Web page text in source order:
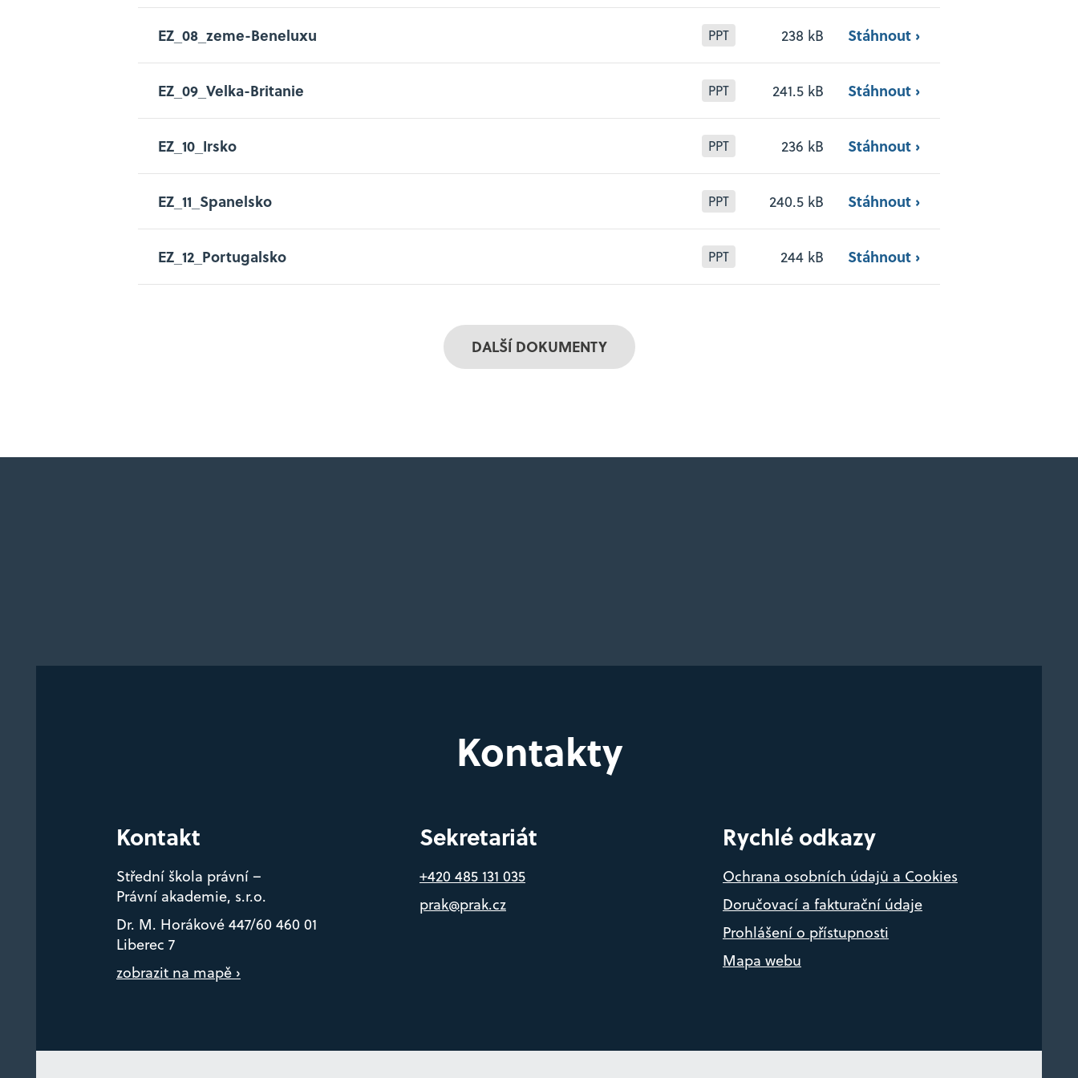
EZ_08_zeme-Beneluxu PPT 238 kB Stáhnout ›
EZ_09_Velka-Britanie PPT 241.5 kB Stáhnout ›
EZ_10_Irsko PPT 236 kB Stáhnout ›
EZ_11_Spanelsko PPT 240.5 kB Stáhnout ›
EZ_12_Portugalsko PPT 244 kB Stáhnout ›
DALŠÍ DOKUMENTY
Kontakty
Kontakt
Střední škola právní –
Právní akademie, s.r.o.
Dr. M. Horákové 447/60 460 01
Liberec 7
zobrazit na mapě ›
Sekretariát
+420 485 131 035
prak@prak.cz
Rychlé odkazy
Ochrana osobních údajů a Cookies
Doručovací a fakturační údaje
Prohlášení o přístupnosti
Mapa webu